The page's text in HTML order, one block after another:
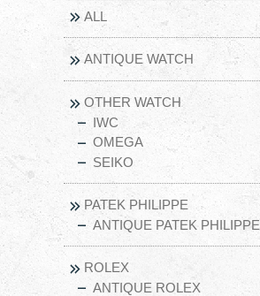
ALL
ANTIQUE WATCH
OTHER WATCH
IWC
OMEGA
SEIKO
PATEK PHILIPPE
ANTIQUE PATEK PHILIPPE
ROLEX
ANTIQUE ROLEX